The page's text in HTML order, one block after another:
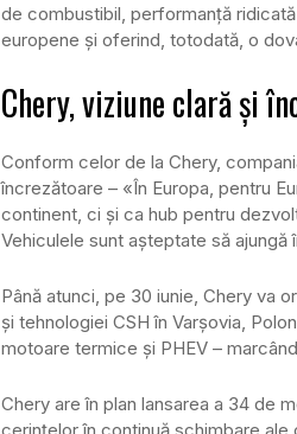
de combustibil, performanță
europene și oferind, totodată, o
Chery, viziune clară și
Conform celor de la Chery,
încrezătoare – «În Europa, pentru
continent, ci și ca hub pentru
Vehiculele sunt așteptate să ajungă
Până atunci, pe 30 iunie, Chery va
și tehnologiei CSH în Varșovia,
motoare termice și PHEV –
Chery are în plan lansarea a 34 de